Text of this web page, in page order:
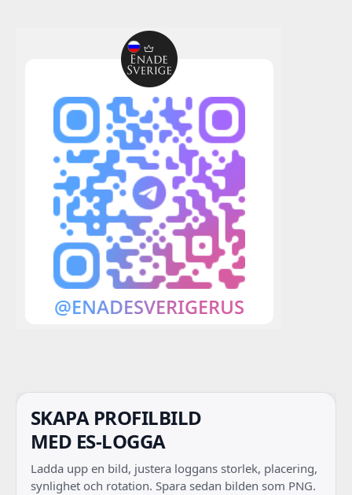
SKAPA PROFILBILD
MED ES-LOGGA
Ladda upp en bild, justera loggans storlek, placering,
synlighet och rotation. Spara sedan bilden som PNG.